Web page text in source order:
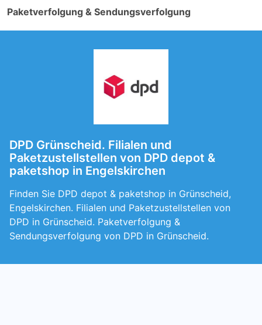
Paketverfolgung & Sendungsverfolgung
DPD Grünscheid. Filialen und
Paketzustellstellen von DPD depot &
paketshop in Engelskirchen
Finden Sie DPD depot & paketshop in Grünscheid,
Engelskirchen. Filialen und Paketzustellstellen von
DPD in Grünscheid. Paketverfolgung &
Sendungsverfolgung von DPD in Grünscheid.